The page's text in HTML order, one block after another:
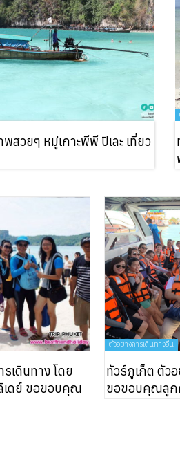
สวยๆ หมู่เกาะพีพี ปิเละ เที่ยว
เดินทาง โดย
เดย์ ขอขอบคุณ
ตัวอย่างการเดินทางอื่น
ทัวร์ภูเก็ต ตัว
ขอขอบคุณลูก